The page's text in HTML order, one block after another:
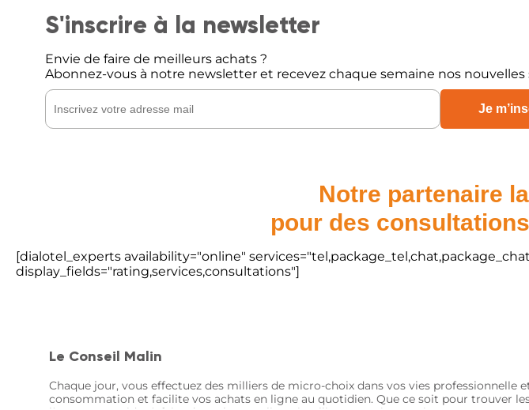
S'inscrire à la newsletter
Envie de faire de meilleurs achats ?
Abonnez-vous à notre newsletter et recevez chaque semaine nos nouvelles
Notre partenaire
pour des
[dialotel_experts availability="online"
display_fields="rating,services,consultations"]
Le Conseil Malin
Chaque jour, vous effectuez des milliers de micro-choix dans vos vies
consommation et facilite vos achats en ligne au quotidien. Que ce soit pour trouver